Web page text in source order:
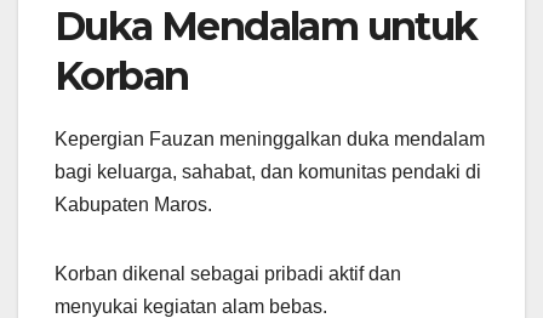
Duka Mendalam untuk
Korban
Kepergian Fauzan meninggalkan duka mendalam
bagi keluarga, sahabat, dan komunitas pendaki di
Kabupaten Maros.
Korban dikenal sebagai pribadi aktif dan
menyukai kegiatan alam bebas.